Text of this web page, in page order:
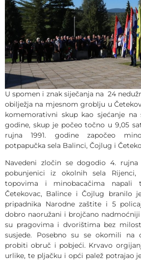
U spomen i znak siječanja na 24
obilježja na mjesnom groblju u
komemorativni skup kao sjećanje na
godine, skup je počeo točno u 9,05
rujna 1991. godine započeo
potpapučka sela Balinci, Čojlug i
Navedeni zločin se dogodio 4. rujna
pobunjenici iz okolnih sela Rijenci,
topovima i minobacačima napali
Četekovac, Balince i Čojlug branilo
pripadnika Narodne zaštite i 5
dobro naoružani i brojčano
su pragovima i dvorištima bez
susjede. Posebno su se okomili na
probiti obruč i pobjeći. Krvavo
urlike, te pljačku i opći palež potrajao